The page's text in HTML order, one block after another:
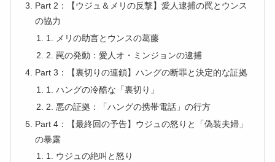
Part 2：【ウジュ＆メリの反撃】愛人逮捕の罠とウンス
の協力
1. メリの助言とウンスの葛藤
2. 罠の発動：愛人オ・ミンジョンの逮捕
Part 3：【裏切りの連鎖】ハングの断罪と決定的な証拠
1. ハングの冷酷な「裏切り」
2. 悪の証拠：「ハングの携帯電話」の行方
Part 4：【最終回の予告】ウジュの怒りと「偽装夫婦」
の暴露
1. ウジュの絶叫と怒り